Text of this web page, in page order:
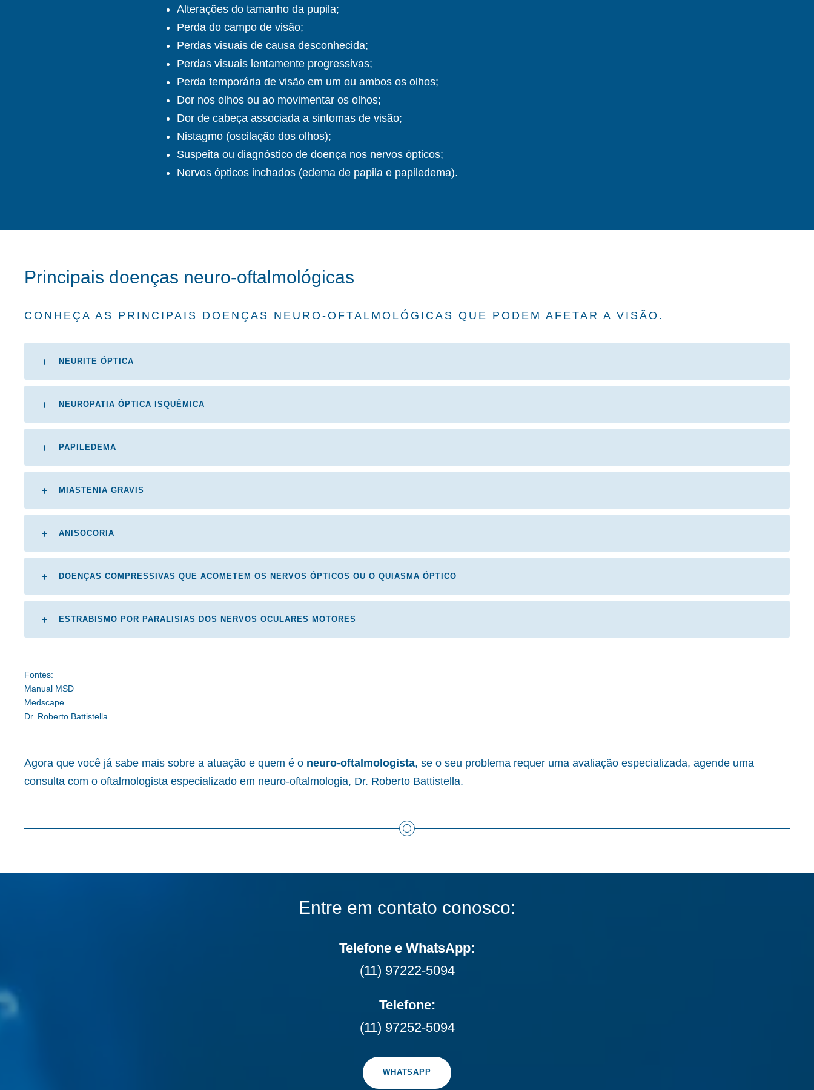
Alterações do tamanho da pupila;
Perda do campo de visão;
Perdas visuais de causa desconhecida;
Perdas visuais lentamente progressivas;
Perda temporária de visão em um ou ambos os olhos;
Dor nos olhos ou ao movimentar os olhos;
Dor de cabeça associada a sintomas de visão;
Nistagmo (oscilação dos olhos);
Suspeita ou diagnóstico de doença nos nervos ópticos;
Nervos ópticos inchados (edema de papila e papiledema).
Principais doenças neuro-oftalmológicas
CONHEÇA AS PRINCIPAIS DOENÇAS NEURO-OFTALMOLÓGICAS QUE PODEM AFETAR A VISÃO.
NEURITE ÓPTICA
NEUROPATIA ÓPTICA ISQUÊMICA
PAPILEDEMA
MIASTENIA GRAVIS
ANISOCORIA
DOENÇAS COMPRESSIVAS QUE ACOMETEM OS NERVOS ÓPTICOS OU O QUIASMA ÓPTICO
ESTRABISMO POR PARALISIAS DOS NERVOS OCULARES MOTORES
Fontes:
Manual MSD
Medscape
Dr. Roberto Battistella
Agora que você já sabe mais sobre a atuação e quem é o neuro-oftalmologista, se o seu problema requer uma avaliação especializada, agende uma
consulta com o oftalmologista especializado em neuro-oftalmologia, Dr. Roberto Battistella.
Entre em contato conosco:
Telefone e WhatsApp:
(11) 97222-5094
Telefone:
(11) 97252-5094
WHATSAPP